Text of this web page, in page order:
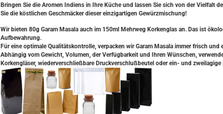
Bringen Sie die Aromen Indiens in Ihre Küche und lassen Sie sich von der Vielfalt
Sie die köstlichen Geschmäcker dieser einzigartigen Gewürzmischung!
Wir bieten 80g Garam Masala auch im 150ml Mehrweg Korkenglas an. Das ist
Aufbewahrung.
Für eine optimale Qualitätskontrolle, verpacken wir Garam Masala immer frisch
Abhängig vom Gewicht, Volumen, der Verfügbarkeit und Ihren Wünschen,
Korkengläser, wiederverschließbare Druckverschlußbeutel oder ein- und zweilagige